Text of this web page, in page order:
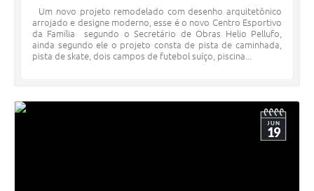
Um novo projeto remodelado com desenho arquitetônico
arrojado e designe moderno, esse é o novo Centro Esportivo
da Família segundo o Secretário de Obras Helio Pellufo,
ainda segundo ele o projeto consta de pista de caminhada,
pista de skate, dois campos de futebol suíço, piscina...
JUN
19